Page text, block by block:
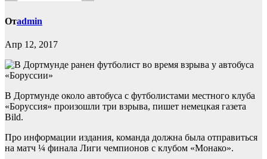
Отadmin
Апр 12, 2017
В Дортмунде около автобуса с футболистами местного клуба
«Боруссия» произошли три взрыва, пишет немецкая газета
Bild.
Про информации издания, команда должна была отправиться
на матч ¼ финала Лиги чемпионов с клубом «Монако».